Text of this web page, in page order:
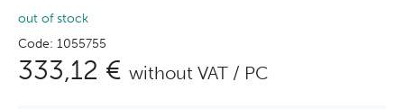
out of stock
Code: 1055755
333,12 € without VAT / PC